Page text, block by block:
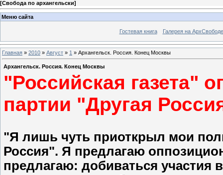
[Свобода по архангельски]
Меню сайта
Гостевая книга Галерея на АрхСвободе
Главная » 2010 » Август » 1 » Архангельск. Россия. Конец Москвы
Архангельск. Россия. Конец Москвы
"Российская газета"
партии "Другая
"Я лишь чуть приоткрыл мои
Россия". Я предлагаю
предлагаю: добиваться участия